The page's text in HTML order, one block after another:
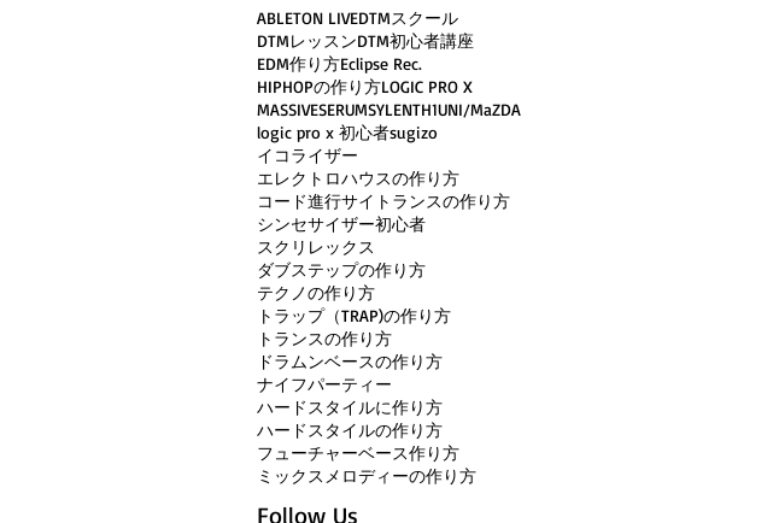
ABLETON LIVEDTMスクール
DTMレッスンDTM初心者講座
EDM作り方Eclipse Rec.
HIPHOPの作り方LOGIC PRO X
MASSIVESERUMSYLENTH1UNI/MaZDA
logic pro x 初心者sugizo
イコライザー
エレクトロハウスの作り方
コード進行サイトランスの作り方
シンセサイザー初心者
スクリレックス
ダブステップの作り方
テクノの作り方
トラップ（TRAP)の作り方
トランスの作り方
ドラムンベースの作り方
ナイフパーティー
ハードスタイルに作り方
ハードスタイルの作り方
フューチャーベース作り方
ミックス メロディーの作り方
Follow Us